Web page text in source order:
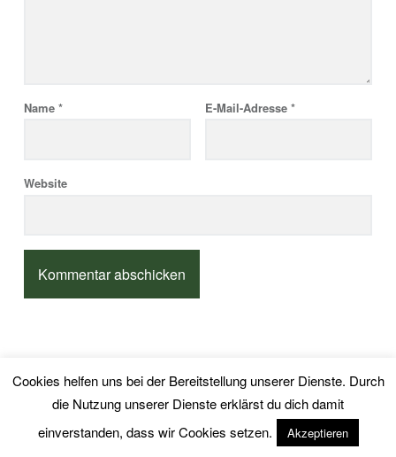
Name * E-Mail-Adresse *
Website
© 2026Anjess MärchenCafé |UsingAuberge WordPress
Cookies helfen uns bei der Bereitstellung unserer Dienste. Durch
die Nutzung unserer Dienste erklärst du dich damit
einverstanden, dass wir Cookies setzen.
Akzeptieren